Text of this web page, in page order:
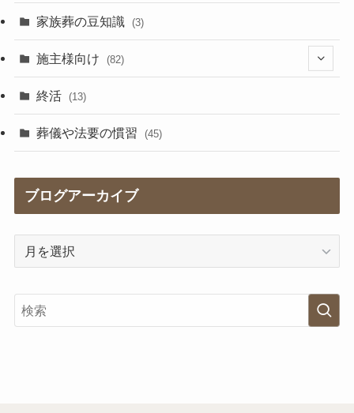
(17)
家族葬の豆知識 (3)
施主様向け (82)
(41)
(2)
終活 (13)
葬儀や法要の慣習 (45)
ブログアーカイブ
ア
ー